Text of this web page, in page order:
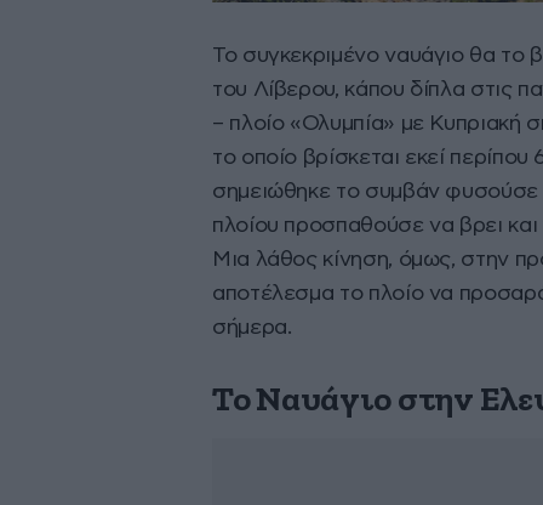
Το συγκεκριμένο ναυάγιο θα
του Λίβερου, κάπου δίπλα στις
– πλοίο «Ολυμπία» με Κυπριακή
το οποίο βρίσκεται εκεί
σημειώθηκε το συμβάν φυσούσε
πλοίου προσπαθούσε να βρει
Μια λάθος κίνηση, όμως, στην
αποτέλεσμα το πλοίο να
σήμερα.
Το Ναυάγιο στην